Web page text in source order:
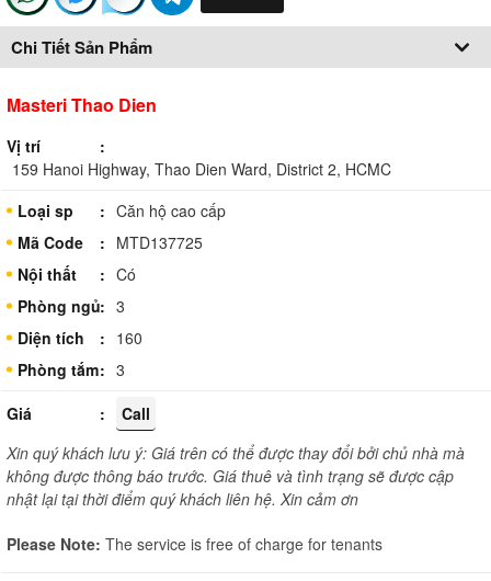
Chi Tiết Sản Phẩm
Masteri Thao Dien
Vị trí
159 Hanoi Highway, Thao Dien Ward, District 2, HCMC
Loại sp
Căn hộ cao cấp
Mã Code
MTD137725
Nội thất
Có
Phòng ngủ
3
Diện tích
160
Phòng tắm
3
Giá
Call
Xin quý khách lưu ý: Giá trên có thể được thay đổi bởi chủ nhà mà
không được thông báo trước. Giá thuê và tình trạng sẽ được cập
nhật lại tại thời điểm quý khách liên hệ. Xin cảm ơn
Please Note: The service is free of charge for tenants